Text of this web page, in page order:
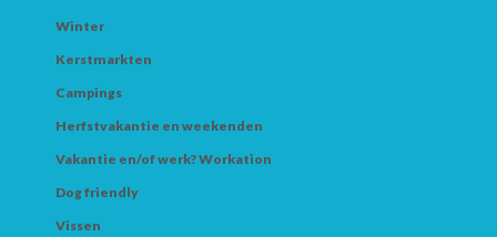
ZOEK
Winter
Kerstmarkten
Campings
Herfstvakantie en weekenden
Vakantie en/of werk? Workation
Dog friendly
Vissen